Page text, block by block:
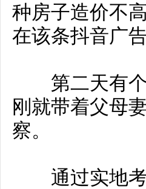
种房子造价不
在该条抖音广
第二天有个
刚就带着父母
察。
通过实地考